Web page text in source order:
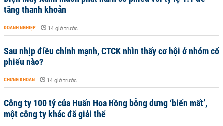
tăng thanh khoản
DOANH NGHIỆP - 14 giờ trước
Sau nhịp điều chỉnh mạnh, CTCK nhìn thấy cơ hội ở nhóm cổ
phiếu nào?
CHỨNG KHOÁN - 14 giờ trước
Công ty 100 tỷ của Huấn Hoa Hồng bỗng dưng ‘biến mất’,
một công ty khác đã giải thể